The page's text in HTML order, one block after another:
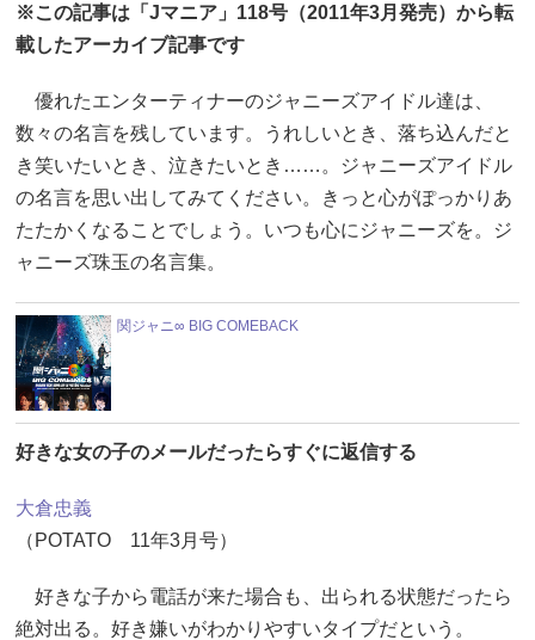
※この記事は「Jマニア」118号（2011年3月発売）から転
載したアーカイブ記事です
優れたエンターティナーのジャニーズアイドル達は、
数々の名言を残しています。うれしいとき、落ち込んだと
き笑いたいとき、泣きたいとき……。ジャニーズアイドル
の名言を思い出してみてください。きっと心がぽっかりあ
たたかくなることでしょう。いつも心にジャニーズを。ジ
ャニーズ珠玉の名言集。
関ジャニ∞ BIG COMEBACK
好きな女の子のメールだったらすぐに返信する
大倉忠義
（POTATO 11年3月号）
好きな子から電話が来た場合も、出られる状態だったら
絶対出る。好き嫌いがわかりやすいタイプだという。